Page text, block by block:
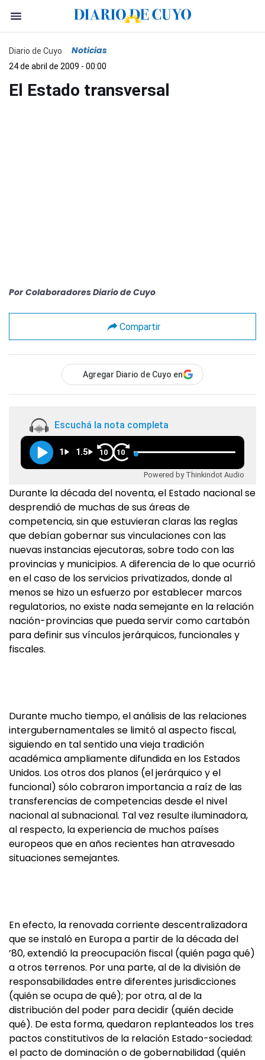
Diario de Cuyo Noticias
24 de abril de 2009 - 00:00
El Estado transversal
Por Colaboradores Diario de Cuyo
Compartir
Agregar Diario de Cuyo en
Escuchá la nota completa
1 1.5 10 10
Powered by Thinkindot Audio
Durante la década del noventa, el Estado nacional se
desprendió de muchas de sus áreas de
competencia, sin que estuvieran claras las reglas
que debían gobernar sus vinculaciones con las
nuevas instancias ejecutoras, sobre todo con las
provincias y municipios. A diferencia de lo que ocurrió
en el caso de los servicios privatizados, donde al
menos se hizo un esfuerzo por establecer marcos
regulatorios, no existe nada semejante en la relación
nación-provincias que pueda servir como cartabón
para definir sus vínculos jerárquicos, funcionales y
fiscales.
Durante mucho tiempo, el análisis de las relaciones
intergubernamentales se limitó al aspecto fiscal,
siguiendo en tal sentido una vieja tradición
académica ampliamente difundida en los Estados
Unidos. Los otros dos planos (el jerárquico y el
funcional) sólo cobraron importancia a raíz de las
transferencias de competencias desde el nivel
nacional al subnacional. Tal vez resulte iluminadora,
al respecto, la experiencia de muchos países
europeos que en años recientes han atravesado
situaciones semejantes.
En efecto, la renovada corriente descentralizadora
que se instaló en Europa a partir de la década del
’80, extendió la preocupación fiscal (quién paga qué)
a otros terrenos. Por una parte, al de la división de
responsabilidades entre diferentes jurisdicciones
(quién se ocupa de qué); por otra, al de la
distribución del poder para decidir (quién decide
qué). De esta forma, quedaron replanteados los tres
pactos constitutivos de la relación Estado-sociedad:
el pacto de dominación o de gobernabilidad (quién